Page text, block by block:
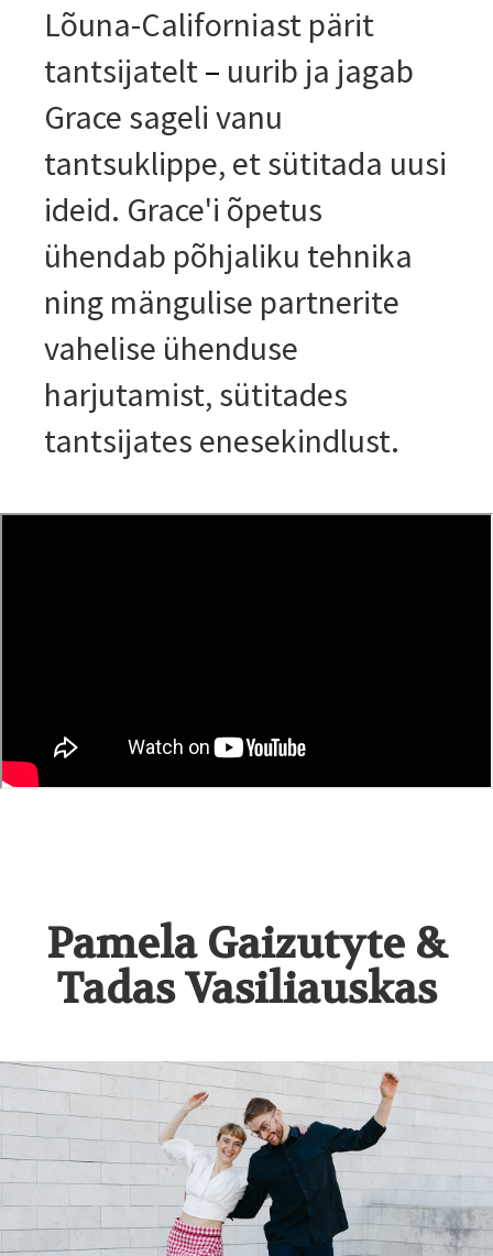
Lõuna-Californiast pärit
tantsijatelt– uurib ja jagab
Grace sageli vanu
tantsuklippe, et sütitada uusi
ideid. Grace'i õpetus
ühendab põhjaliku tehnika
ning mängulise partnerite
vahelise ühenduse
harjutamist, sütitades
tantsijates enesekindlust.
Pamela Gaizutyte &
Tadas Vasiliauskas